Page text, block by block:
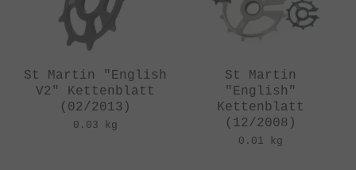
St Martin "English
V2" Kettenblatt
(02/2013)
0.03 kg
St Martin
"English"
Kettenblatt
(12/2008)
0.01 kg